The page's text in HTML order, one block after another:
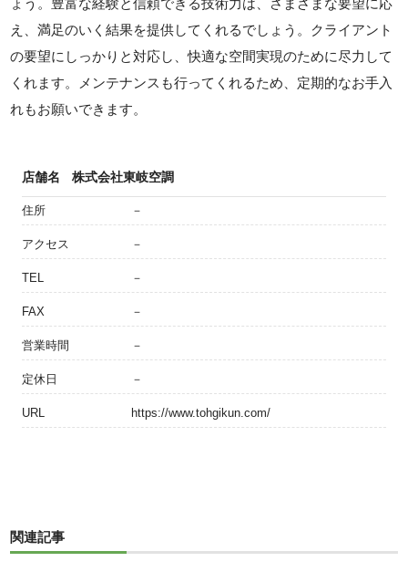
ょう。豊富な経験と信頼できる技術力は、さまざまな要望に応
え、満足のいく結果を提供してくれるでしょう。クライアント
の要望にしっかりと対応し、快適な空間実現のために尽力して
くれます。メンテナンスも行ってくれるため、定期的なお手入
れもお願いできます。
店舗名 株式会社東岐空調
住所 －
アクセス －
TEL －
FAX －
営業時間 －
定休日 －
URL https://www.tohgikun.com/
関連記事